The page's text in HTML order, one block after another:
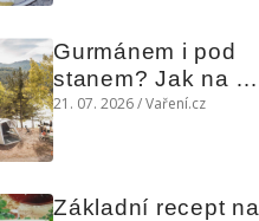
Gurmánem i pod
stanem? Jak na
polní kuchyni a na
21. 07. 2026 / Vaření.cz
Základní recept na